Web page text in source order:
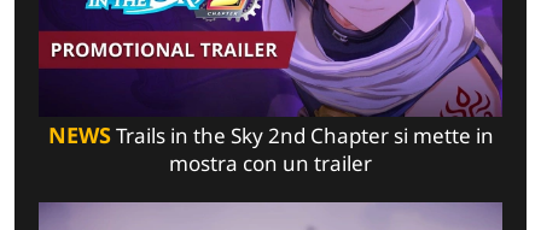
NEWSTrails in the Sky 2nd Chapter si mette in
mostra con un trailer